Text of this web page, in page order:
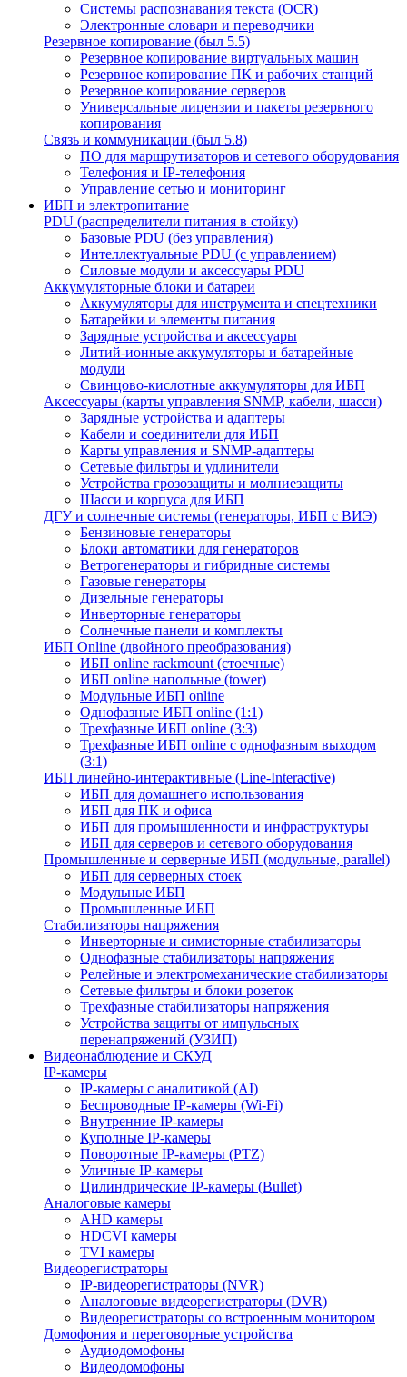
Системы распознавания текста (OCR)
Электронные словари и переводчики
Резервное копирование (был 5.5)
Резервное копирование виртуальных машин
Резервное копирование ПК и рабочих станций
Резервное копирование серверов
Универсальные лицензии и пакеты резервного
копирования
Связь и коммуникации (был 5.8)
ПО для маршрутизаторов и сетевого оборудования
Телефония и IP-телефония
Управление сетью и мониторинг
ИБП и электропитание
PDU (распределители питания в стойку)
Базовые PDU (без управления)
Интеллектуальные PDU (с управлением)
Силовые модули и аксессуары PDU
Аккумуляторные блоки и батареи
Аккумуляторы для инструмента и спецтехники
Батарейки и элементы питания
Зарядные устройства и аксессуары
Литий-ионные аккумуляторы и батарейные
модули
Свинцово-кислотные аккумуляторы для ИБП
Аксессуары (карты управления SNMP, кабели, шасси)
Зарядные устройства и адаптеры
Кабели и соединители для ИБП
Карты управления и SNMP-адаптеры
Сетевые фильтры и удлинители
Устройства грозозащиты и молниезащиты
Шасси и корпуса для ИБП
ДГУ и солнечные системы (генераторы, ИБП с ВИЭ)
Бензиновые генераторы
Блоки автоматики для генераторов
Ветрогенераторы и гибридные системы
Газовые генераторы
Дизельные генераторы
Инверторные генераторы
Солнечные панели и комплекты
ИБП Online (двойного преобразования)
ИБП online rackmount (стоечные)
ИБП online напольные (tower)
Модульные ИБП online
Однофазные ИБП online (1:1)
Трехфазные ИБП online (3:3)
Трехфазные ИБП online с однофазным выходом
(3:1)
ИБП линейно-интерактивные (Line-Interactive)
ИБП для домашнего использования
ИБП для ПК и офиса
ИБП для промышленности и инфраструктуры
ИБП для серверов и сетевого оборудования
Промышленные и серверные ИБП (модульные, parallel)
ИБП для серверных стоек
Модульные ИБП
Промышленные ИБП
Стабилизаторы напряжения
Инверторные и симисторные стабилизаторы
Однофазные стабилизаторы напряжения
Релейные и электромеханические стабилизаторы
Сетевые фильтры и блоки розеток
Трехфазные стабилизаторы напряжения
Устройства защиты от импульсных
перенапряжений (УЗИП)
Видеонаблюдение и СКУД
IP-камеры
IP-камеры с аналитикой (AI)
Беспроводные IP-камеры (Wi-Fi)
Внутренние IP-камеры
Куполные IP-камеры
Поворотные IP-камеры (PTZ)
Уличные IP-камеры
Цилиндрические IP-камеры (Bullet)
Аналоговые камеры
AHD камеры
HDCVI камеры
TVI камеры
Видеорегистраторы
IP-видеорегистраторы (NVR)
Аналоговые видеорегистраторы (DVR)
Видеорегистраторы со встроенным монитором
Домофония и переговорные устройства
Аудиодомофоны
Видеодомофоны